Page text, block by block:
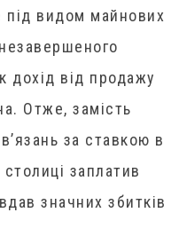
під видом майнових
дохід від продажу
Отже, замість
за ставкою в
заплатив
значних збитків